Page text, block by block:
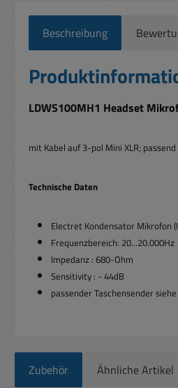
Beschreibung
LDWS100MH1 Headset
mit Kabel auf 3-pol Mini XLR;
Technische Daten
Electret Kondensator Mikrofon
Frequenzbereich: 20...20.000Hz
Impedanz : 680-Ohm
Sensitivity : - 44dB
passender Taschensender
Zubehör Ähnliche Artikel